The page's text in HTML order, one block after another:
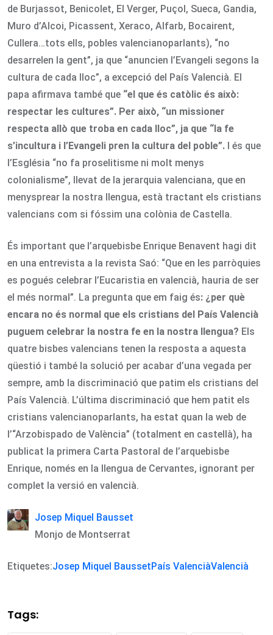
de Burjassot, Benicolet, El Verger, Puçol, Sueca, Gandia,
Muro d’Alcoi, Picassent, Xeraco, Alfarb, Bocairent,
Cullera…tots ells, pobles valencianoparlants), “no
desarrelen la gent”, ja que “anuncien l’Evangeli segons la
cultura de cada lloc”, a excepció del País Valencià. El
papa afirmava també que “el que és catòlic és això:
respectar les cultures”. Per això, “un missioner
respecta allò que troba en cada lloc”, ja que “la fe
s’incultura i l’Evangeli pren la cultura del poble”. I és que
l’Església “no fa proselitisme ni molt menys
colonialisme”, llevat de la jerarquia valenciana, que en
menysprear la nostra llengua, està tractant els cristians
valencians com si fóssim una colònia de Castella.
És important que l’arquebisbe Enrique Benavent hagi dit
en una entrevista a la revista Saó: “Que en les parròquies
es pogués celebrar l’Eucaristia en valencià, hauria de ser
el més normal”. La pregunta que em faig és: ¿per què
encara no és normal que els cristians del País Valencià
puguem celebrar la nostra fe en la nostra llengua? Els
quatre bisbes valencians tenen la resposta a aquesta
qüestió i també la solució per acabar d’una vegada per
sempre, amb la discriminació que patim els cristians del
País Valencià. L’última discriminació que hem patit els
cristians valencianoparlants, ha estat quan la web de
l’“Arzobispado de València” (totalment en castellà), ha
publicat la primera Carta Pastoral de l’arquebisbe
Enrique, només en la llengua de Cervantes, ignorant per
complet la versió en valencià.
Josep Miquel Bausset
Monjo de Montserrat
Etiquetes:Josep Miquel BaussetPaís ValenciàValencià
Tags: